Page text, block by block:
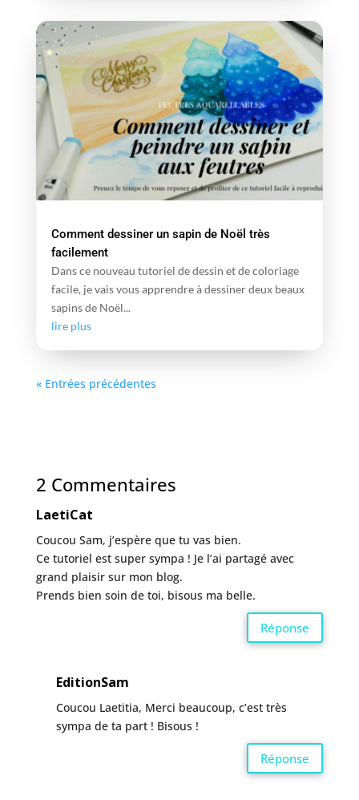
Comment dessiner un sapin de Noël très
facilement
Dans ce nouveau tutoriel de dessin et de coloriage
facile, je vais vous apprendre à dessiner deux beaux
sapins de Noël...
lire plus
« Entrées précédentes
2 Commentaires
LaetiCat
Coucou Sam, j’espère que tu vas bien.
Ce tutoriel est super sympa ! Je l’ai partagé avec
grand plaisir sur mon blog.
Prends bien soin de toi, bisous ma belle.
Réponse
EditionSam
Coucou Laetitia, Merci beaucoup, c’est très
sympa de ta part ! Bisous !
Réponse